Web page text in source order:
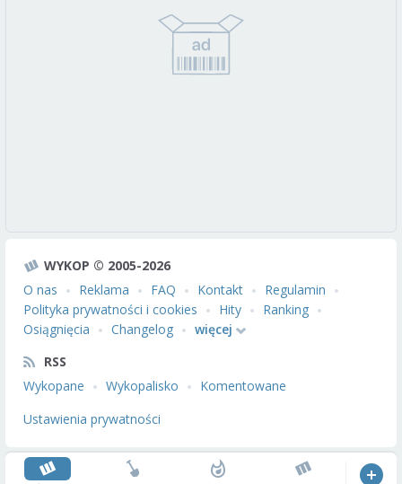
WYKOP © 2005-2026
O nas
Reklama FAQ Kontakt
Regulamin
Polityka prywatności i cookies
Hity
Ranking
Osiągnięcia
Changelog
więcej
RSS
Wykopane
Wykopalisko
Komentowane
Ustawienia prywatności